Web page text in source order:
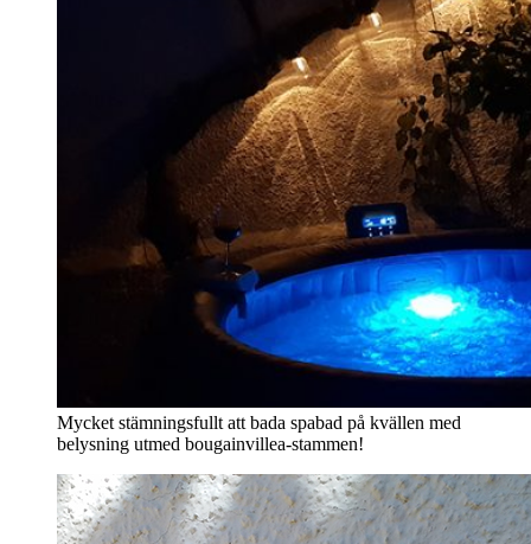
Mycket stämningsfullt att bada spabad på kvällen med
belysning utmed bougainvillea-stammen!